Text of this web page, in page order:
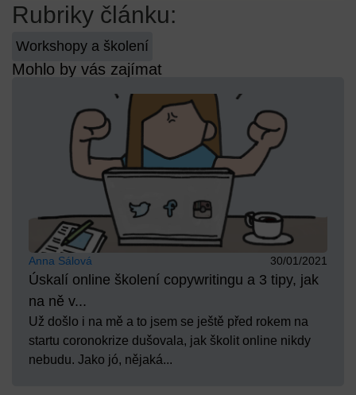
Rubriky článku:
Workshopy a školení
Mohlo by vás zajímat
Anna Sálová 30/01/2021
Úskalí online školení copywritingu a 3 tipy, jak
na ně v...
Už došlo i na mě a to jsem se ještě před rokem na
startu coronokrize dušovala, jak školit online nikdy
nebudu. Jako jó, nějaká...